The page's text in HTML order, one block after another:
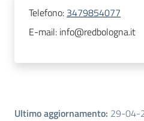
Telefono: 3479854077
E-mail: info@redbologna.it
Ultimo aggiornamento: 29-04-